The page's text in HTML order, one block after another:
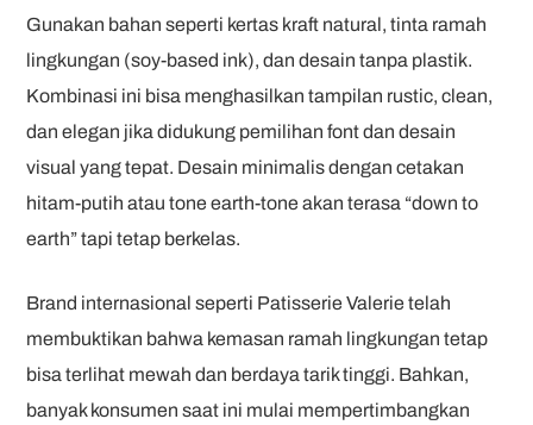
Gunakan bahan seperti kertas kraft natural, tinta ramah
lingkungan (soy-based ink), dan desain tanpa plastik.
Kombinasi ini bisa menghasilkan tampilan rustic, clean,
dan elegan jika didukung pemilihan font dan desain
visual yang tepat. Desain minimalis dengan cetakan
hitam-putih atau tone earth-tone akan terasa “down to
earth” tapi tetap berkelas.
Brand internasional seperti Patisserie Valerie telah
membuktikan bahwa kemasan ramah lingkungan tetap
bisa terlihat mewah dan berdaya tarik tinggi. Bahkan,
banyak konsumen saat ini mulai mempertimbangkan